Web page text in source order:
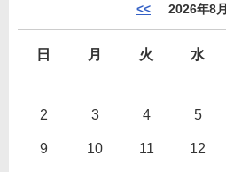
<< 2026年8月
日 月 火 水
2 3 4 5
9 10 11 12